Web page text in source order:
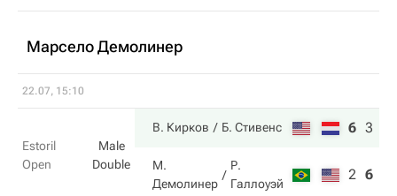
Марсело Демолинер
22.07, 15:10
Estoril
Open
Male
Double
В. Кирков Б. Стивенс 6 3
М.
Демолинер
Р.
Галлоуэй
2 6